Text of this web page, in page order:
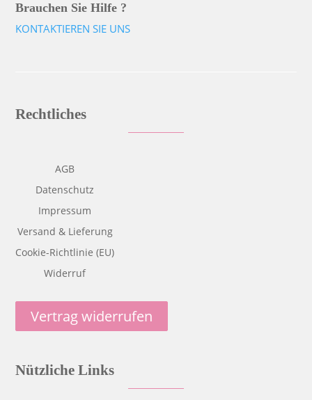
Brauchen Sie Hilfe ?
KONTAKTIEREN SIE UNS
Rechtliches
AGB
Datenschutz
Impressum
Versand & Lieferung
Cookie-Richtlinie (EU)
Widerruf
Vertrag widerrufen
Nützliche Links